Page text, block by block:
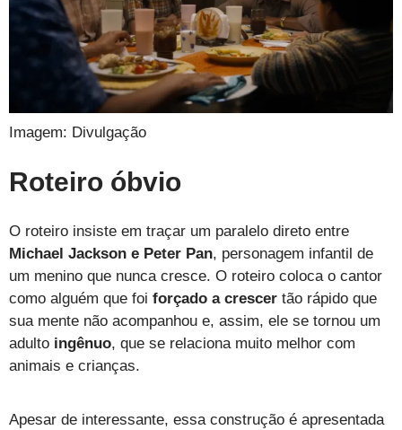
Imagem: Divulgação
Roteiro óbvio
O roteiro insiste em traçar um paralelo direto entre
Michael Jackson e Peter Pan, personagem infantil de
um menino que nunca cresce. O roteiro coloca o cantor
como alguém que foi forçado a crescer tão rápido que
sua mente não acompanhou e, assim, ele se tornou um
adulto ingênuo, que se relaciona muito melhor com
animais e crianças.
Apesar de interessante, essa construção é apresentada